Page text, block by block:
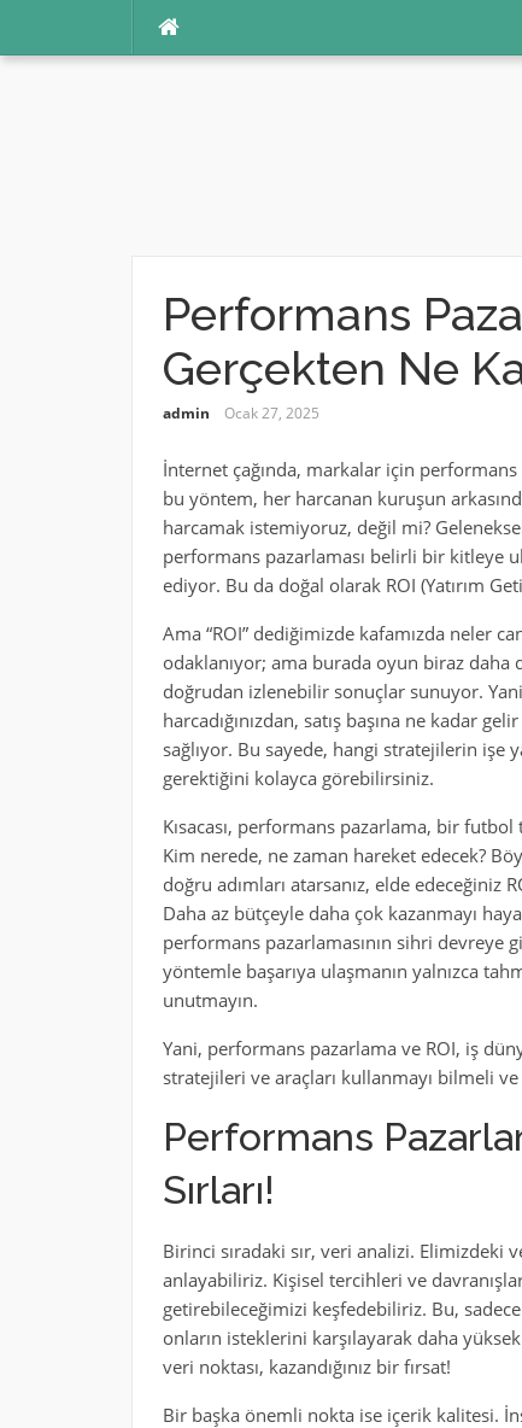
Performans
Gerçekten Ne
admin Ocak 27, 2025
İnternet çağında, markalar için
bu yöntem, her harcanan kuruşun
harcamak istemiyoruz, değil mi?
performans pazarlaması belirli bir kitleye
ediyor. Bu da doğal olarak ROI (Yatırım
Ama “ROI” dediğimizde kafamızda neler
odaklanıyor; ama burada oyun biraz
doğrudan izlenebilir sonuçlar sunuyor.
harcadığınızdan, satış başına ne kadar
sağlıyor. Bu sayede, hangi stratejilerin işe
gerektiğini kolayca görebilirsiniz.
Kısacası, performans pazarlama, bir
Kim nerede, ne zaman hareket edecek?
doğru adımları atarsanız, elde
Daha az bütçeyle daha çok kazanmayı
performans pazarlamasının sihri devreye
yöntemle başarıya ulaşmanın yalnızca
unutmayın.
Yani, performans pazarlama ve ROI, iş
stratejileri ve araçları kullanmayı bilmeli ve
Performans
Sırları!
Birinci sıradaki sır, veri analizi.
anlayabiliriz. Kişisel tercihleri ve
getirebileceğimizi keşfedebiliriz. Bu,
onların isteklerini karşılayarak daha
veri noktası, kazandığınız bir fırsat!
Bir başka önemli nokta ise içerik kalitesi.